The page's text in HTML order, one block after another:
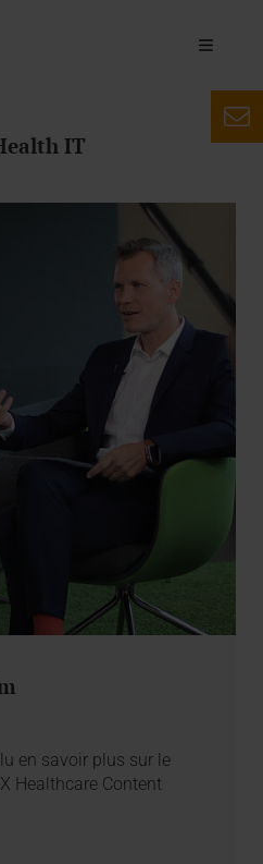
IT
en savoir plus sur le
Healthcare Content